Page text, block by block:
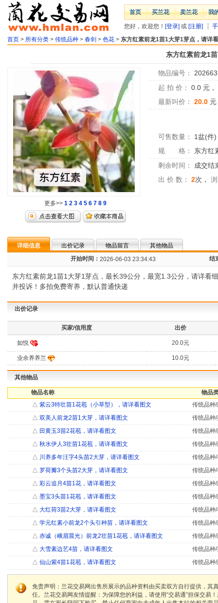
首页 买兰花 卖兰花 我
您好，欢迎您！ [登录] 或 [注册]
首页 > 所有分类 > 传统品种 > 春剑 > 色花 > 东方红素前龙1苗1大芽1芽点，请详
东方红素前龙1
更多>> 1 2 3 4 5 6 7 8 9
物品编号：
起 拍 价：
0.0 元，
最新叫价：
20.0 元
可售数量： 1盆(件)
规 格：
东方红
剩余时间：
成交结
出 价 数：
2次，
详细信息 出价记录 物品留言
其他物品
开始时间： 2026-06-03 23:34:43 结
东方红素前龙1苗1大芽1芽点，最长39公分，最宽1.3公分，请详看
并投诉！多拍免费寄养，默认普通快递
出价记录
买家/信用度 出价
如悦 20.0元
业余养养兰 10.0元
其他物品
物品名称
物品
△ 紫云3特壮苗1花苞（小草型），请详看图文
传统品种
△ 双美人前龙2苗1大芽，请详看图文
传统品种
△ 田黄玉3苗2花苞，请详看图文
传统品种
△ 秋水伊人3壮苗1花苞，请详看图文
传统品种
△ 川养多年汪字4头苗2大芽，请详看图文
传统品种
△ 罗荷瓣3个头苗2大芽，请详看图文
传统品种
△ 彩云追月4苗1花，请详看图文
传统品种
△ 墨宝3头苗1花苞，请详看图文
传统品种
△ 大红荷3苗2大芽，请详看图文
传统品种
△ 学元红素小前龙2个头引种苗，请详看图文
传统品种
△ 赤诚（峨眉晨光）前龙2壮苗1花苞，请详看图文
传统品种
△ 大雪素边艺4苗，请详看图文
传统品种
△ 仙山紫4苗1花苞，请详看图文 传统品种
免责声明：兰花交易网出售所展示的品种资料由买卖双方自行提供，
任。兰花交易网友情提醒：为保障您的利益，请使用“交易通”担保交